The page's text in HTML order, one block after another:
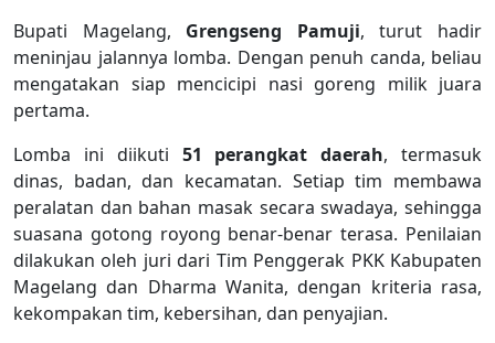
Bupati Magelang, Grengseng Pamuji, turut hadir
meninjau jalannya lomba. Dengan penuh canda, beliau
mengatakan siap mencicipi nasi goreng milik juara
pertama.
Lomba ini diikuti 51 perangkat daerah, termasuk
dinas, badan, dan kecamatan. Setiap tim membawa
peralatan dan bahan masak secara swadaya, sehingga
suasana gotong royong benar-benar terasa. Penilaian
dilakukan oleh juri dari Tim Penggerak PKK Kabupaten
Magelang dan Dharma Wanita, dengan kriteria rasa,
kekompakan tim, kebersihan, dan penyajian.